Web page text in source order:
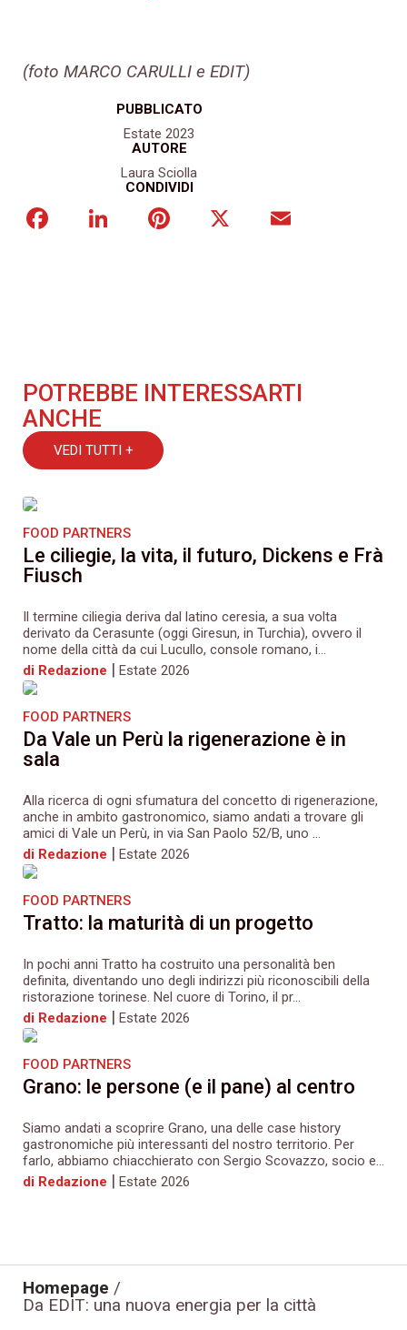
PUBBLICATO
Estate 2023
AUTORE
Laura Sciolla
CONDIVIDI
FacebookLinkedInPinterest
(foto MARCO CARULLI e EDIT)
POTREBBE INTERESSARTI
ANCHE
VEDI TUTTI +
FOOD PARTNERS
Le ciliegie, la vita, il futuro, Dickens e Frà
Fiusch
Il termine ciliegia deriva dal latino ceresia, a sua volta
derivato da Cerasunte (oggi Giresun, in Turchia), ovvero il
nome della città da cui Lucullo, console romano, i...
di Redazione | Estate 2026
FOOD PARTNERS
Da Vale un Perù la rigenerazione è in
sala
Alla ricerca di ogni sfumatura del concetto di rigenerazione,
anche in ambito gastronomico, siamo andati a trovare gli
amici di Vale un Perù, in via San Paolo 52/B, uno ...
di Redazione | Estate 2026
FOOD PARTNERS
Tratto: la maturità di un progetto
In pochi anni Tratto ha costruito una personalità ben
definita, diventando uno degli indirizzi più riconoscibili della
ristorazione torinese. Nel cuore di Torino, il pr...
di Redazione | Estate 2026
FOOD PARTNERS
Grano: le persone (e il pane) al centro
Siamo andati a scoprire Grano, una delle case history
gastronomiche più interessanti del nostro territorio. Per
farlo, abbiamo chiacchierato con Sergio Scovazzo, socio e...
di Redazione | Estate 2026
Homepage /
Da EDIT: una nuova energia per la città